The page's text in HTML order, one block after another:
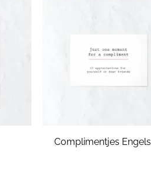
Complimentjes Engels